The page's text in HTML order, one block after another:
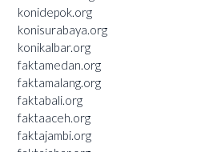
konidepok.org
konisurabaya.org
konikalbar.org
faktamedan.org
faktamalang.org
faktabali.org
faktaaceh.org
faktajambi.org